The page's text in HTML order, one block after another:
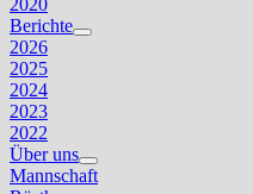
2020
Berichte
Untermenü
2026
2025
2024
2023
2022
Über uns
Untermenü
anzeigen
Mannschaft